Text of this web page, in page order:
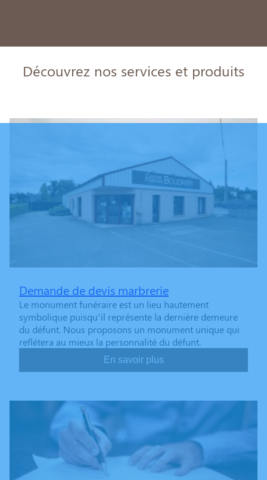
Découvrez nos services et produits
Demande de devis marbrerie
Le monument funéraire est un lieu hautement
symbolique puisqu’il représente la dernière demeure
du défunt. Nous proposons un monument unique qui
reflétera au mieux la personnalité du défunt.
En savoir plus